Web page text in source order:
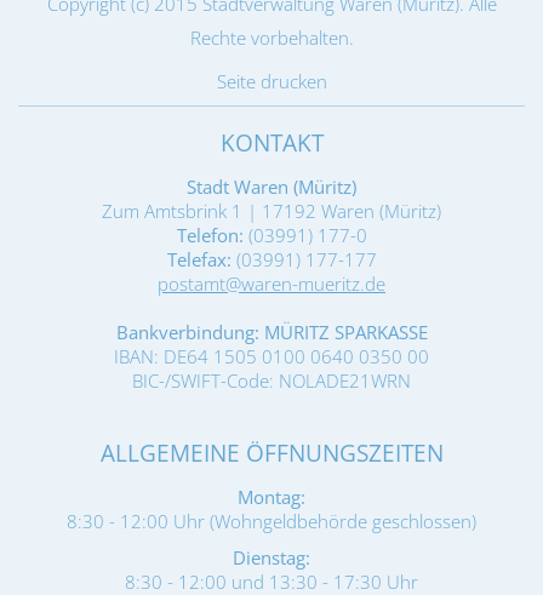
Rechte vorbehalten.
Seite drucken
KONTAKT
Stadt Waren (Müritz)
Zum Amtsbrink 1 | 17192 Waren (Müritz)
Telefon: (03991) 177-0
Telefax: (03991) 177-177
postamt@waren-mueritz.de
Bankverbindung: MÜRITZ SPARKASSE
IBAN: DE64 1505 0100 0640 0350 00
BIC-/SWIFT-Code: NOLADE21WRN
ALLGEMEINE ÖFFNUNGSZEITEN
Montag:
8:30 - 12:00 Uhr (Wohngeldbehörde geschlossen)
Dienstag:
8:30 - 12:00 und 13:30 - 17:30 Uhr